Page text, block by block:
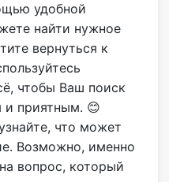
удобной
найти нужное
вернуться к
чтобы Ваш поиск
приятным. 😊
что может
Возможно, именно
вопрос, который